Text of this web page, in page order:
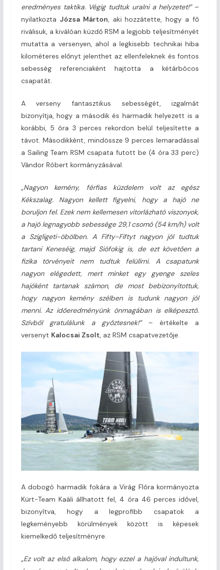
eredményes taktika. Végig tudtuk uralni a helyzetet!” –
nyilatkozta Józsa Márton, aki hozzátette, hogy a fő
riválisuk, a kiválóan küzdő RSM a legjobb teljesítményét
mutatta a versenyen, ahol a legkisebb technikai hiba
kilométeres előnyt jelenthet az ellenfeleknek és fontos
sebesség referenciaként hajtotta a kétárbócos
csapatát.
A verseny fantasztikus sebességét, izgalmát
bizonyítja, hogy a második és harmadik helyezett is a
korábbi, 5 óra 3 perces rekordon belül teljesítette a
távot. Másodikként, mindössze 9 perces lemaradással
a Sailing Team RSM csapata futott be (4 óra 33 perc)
Vándor Róbert kormányzásával.
„Nagyon kemény, férfias küzdelem volt az egész
Kékszalag. Nagyon kellett figyelni, hogy a hajó ne
boruljon fel. Ezek nem kellemesen vitorlázható viszonyok,
a hajó legnagyobb sebessége 29,1 csomó (54 km/h) volt
a Szigligeti-öbölben. A Fifty-Fiftyt nagyon jól tudtuk
tartani Keneséig, majd Siófokig is, de ezt követően a
fizika törvényeit nem tudtuk felülírni. A csapatunk
nagyon elégedett, mert minket egy gyenge szeles
hajóként tartanak számon, de most bebizonyítottuk,
hogy nagyon kemény szélben is tudunk nagyon jól
menni. Az időeredményünk önmagában is elképesztő.
Szívből gratulálunk a győztesnek!”– értékelte a
versenyt Kalocsai Zsolt, az RSM csapatvezetője.
A dobogó harmadik fokára a Virág Flóra kormányozta
Kürt-Team Kaáli állhatott fel, 4 óra 46 perces idővel,
bizonyítva, hogy a legprofibb csapatok a
legkeményebb körülmények között is képesek
kiemelkedő teljesítményre.
„Ez volt az első alkalom, hogy ezzel a hajóval indultunk,